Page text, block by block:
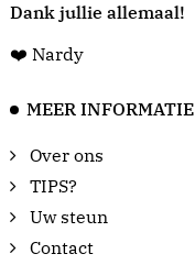
Dank jullie allemaal!
❤️ Nardy
MEER INFORMATIE
Over ons
TIPS?
Uw steun
Contact